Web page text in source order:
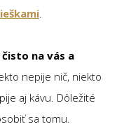
na vás a
nepije nič, niekto
aj kávu. Dôležité
sa tomu.